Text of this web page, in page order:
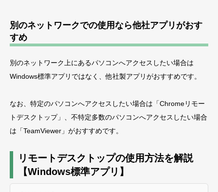
別のネットワークでの使用なら他社アプリがおす
すめ
別のネットワーク上にあるパソコンへアクセスしたい場合は
Windows標準アプリではなく、他社製アプリがおすすめです。
なお、特定のパソコンへアクセスしたい場合は「Chromeリモー
トデスクトップ」、不特定多数のパソコンへアクセスしたい場合
は「TeamViewer」がおすすめです。
リモートデスクトップの使用方法を解説
【Windows標準アプリ】